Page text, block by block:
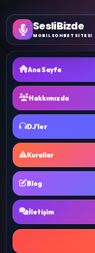
SesliBizde
MOBİL SOHBET SİTESİ
Ana Sayfa
Hakkımızda
DJ'ler
Kurallar
Blog
İletişim